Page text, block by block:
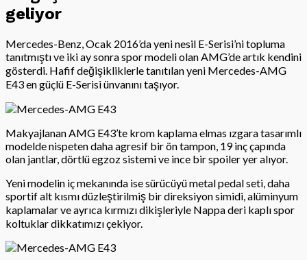
geliyor
Mercedes-Benz, Ocak 2016’da yeni nesil E-Serisi’ni topluma
tanıtmıştı ve iki ay sonra spor modeli olan AMG’de artık kendini
gösterdi. Hafif değişikliklerle tanıtılan yeni Mercedes-AMG
E43 en güçlü E-Serisi ünvanını taşıyor.
Makyajlanan AMG E43’te krom kaplama elmas ızgara tasarımlı
modelde nispeten daha agresif bir ön tampon, 19 inç çapında
olan jantlar, dörtlü egzoz sistemi ve ince bir spoiler yer alıyor.
Yeni modelin iç mekanında ise sürücüyü metal pedal seti, daha
sportif alt kısmı düzleştirilmiş bir direksiyon simidi, alüminyum
kaplamalar ve ayrıca kırmızı dikişleriyle Nappa deri kaplı spor
koltuklar dikkatımızı çekiyor.